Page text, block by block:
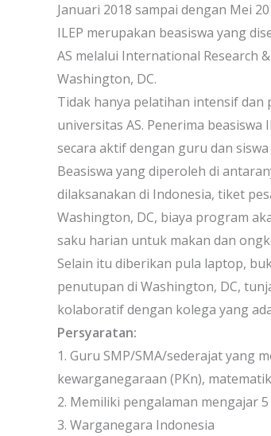
Januari 2018 sampai dengan Mei
ILEP merupakan beasiswa yang
AS melalui International Research
Washington, DC.
Tidak hanya pelatihan intensif dan
universitas AS. Penerima
secara aktif dengan guru dan siswa
Beasiswa yang diperoleh di
dilaksanakan di Indonesia, tiket
Washington, DC, biaya program
saku harian untuk makan dan
Selain itu diberikan pula laptop,
penutupan di Washington, DC,
kolaboratif dengan kolega yang
Persyaratan:
1. Guru SMP/SMA/sederajat yang
kewarganegaraan (PKn),
2. Memiliki pengalaman mengajar
3. Warganegara Indonesia